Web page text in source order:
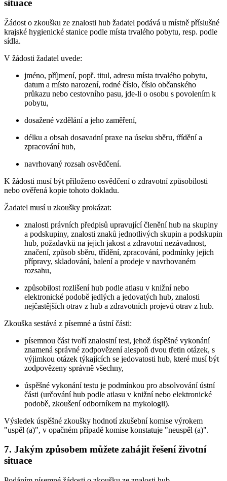
situace
Žádost o zkoušku ze znalosti hub žadatel podává u místně příslušné
krajské hygienické stanice podle místa trvalého pobytu, resp. podle
sídla.
V žádosti žadatel uvede:
jméno, příjmení, popř. titul, adresu místa trvalého pobytu,
datum a místo narození, rodné číslo, číslo občanského
průkazu nebo cestovního pasu, jde-li o osobu s povolením k
pobytu,
dosažené vzdělání a jeho zaměření,
délku a obsah dosavadní praxe na úseku sběru, třídění a
zpracování hub,
navrhovaný rozsah osvědčení.
K žádosti musí být přiloženo osvědčení o zdravotní způsobilosti
nebo ověřená kopie tohoto dokladu.
Žadatel musí u zkoušky prokázat:
znalosti právních předpisů upravující členění hub na skupiny
a podskupiny, znalosti znaků jednotlivých skupin a podskupin
hub, požadavků na jejich jakost a zdravotní nezávadnost,
značení, způsob sběru, třídění, zpracování, podmínky jejich
přípravy, skladování, balení a prodeje v navrhovaném
rozsahu,
způsobilost rozlišení hub podle atlasu v knižní nebo
elektronické podobě jedlých a jedovatých hub, znalosti
nejčastějších otrav z hub a zdravotních projevů otrav z hub.
Zkouška sestává z písemné a ústní části:
písemnou část tvoří znalostní test, jehož úspěšné vykonání
znamená správné zodpovězení alespoň dvou třetin otázek, s
výjimkou otázek týkajících se jedovatosti hub, které musí být
zodpovězeny správně všechny,
úspěšné vykonání testu je podmínkou pro absolvování ústní
části (určování hub podle atlasu v knižní nebo elektronické
podobě, zkoušení odborníkem na mykologii).
Výsledek úspěšné zkoušky hodnotí zkušební komise výrokem
"uspěl (a)", v opačném případě komise konstatuje "neuspěl (a)".
7. Jakým způsobem můžete zahájit řešení životní
situace